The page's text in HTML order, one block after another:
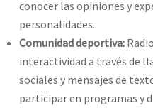
conocer las opiniones y
personalidades.
Comunidad deportiva:
interactividad a través de
sociales y mensajes de
participar en programas y